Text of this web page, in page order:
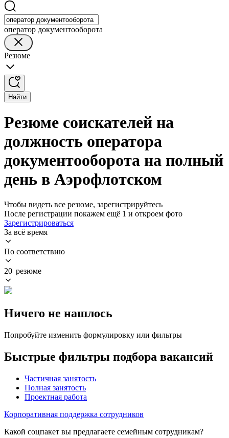
оператор документооборота
Резюме
Найти
Резюме соискателей на
должность оператора
документооборота на полный
день в Аэрофлотском
Чтобы видеть все резюме, зарегистрируйтесь
После регистрации покажем ещё 1 и откроем фото
Зарегистрироваться
За всё время
По соответствию
20 резюме
Ничего не нашлось
Попробуйте изменить формулировку или фильтры
Быстрые фильтры подбора вакансий
Частичная занятость
Полная занятость
Проектная работа
Корпоративная поддержка сотрудников
Какой соцпакет вы предлагаете семейным сотрудникам?